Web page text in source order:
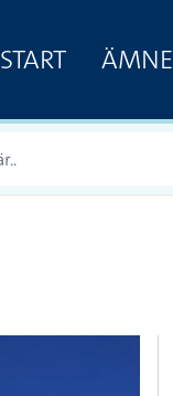
START ÄMNE